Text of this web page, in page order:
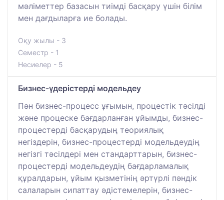
мәліметтер базасын тиімді басқару үшін білім
мен дағдыларға ие болады.
Оқу жылы - 3
Семестр - 1
Несиелер - 5
Бизнес-үдерістерді модельдеу
Пән бизнес-процесс ұғымын, процестік тәсілді
және процеске бағдарланған ұйымды, бизнес-
процестерді басқарудың теориялық
негіздерін, бизнес-процестерді модельдеудің
негізгі тәсілдері мен стандарттарын, бизнес-
процестерді модельдеудің бағдарламалық
құралдарын, ұйым қызметінің әртүрлі пәндік
салаларын сипаттау әдістемелерін, бизнес-